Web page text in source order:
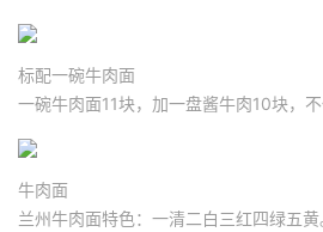
标配一碗牛肉面
一碗牛肉面11块，加一盘酱牛肉10块，
牛肉面
兰州牛肉面特色：一清二白三红四绿五黄